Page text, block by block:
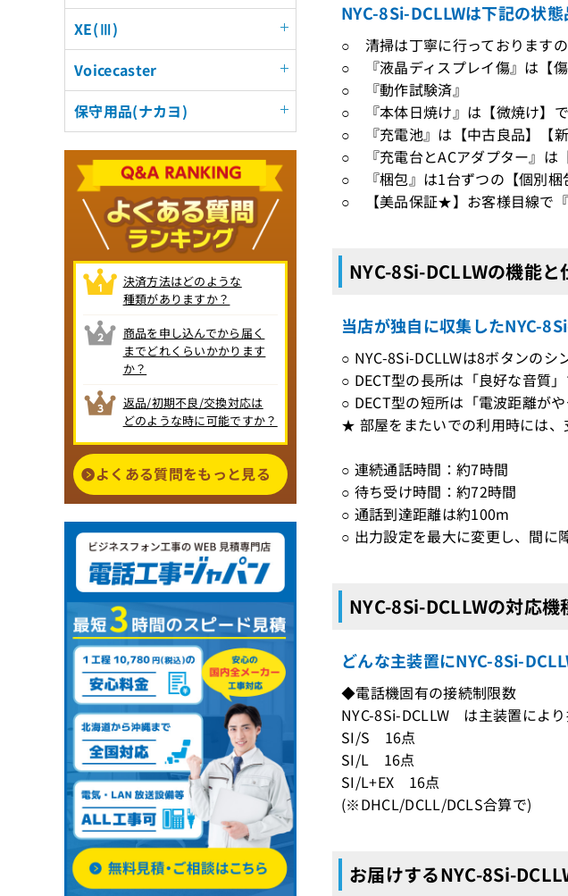
NYC-8Si-DCLLWは下記の状
○ 清掃は丁寧に行っております
○ 『液晶ディスプレイ傷』は【
○ 『動作試験済』
○ 『本体日焼け』は【微焼け】
○ 『充電池』は【中古良品】【
○ 『充電台とACアダプター』は
○ 『梱包』は1台ずつの【個別梱
○ 【美品保証★】お客様目線で『
NYC-8Si-DCLLWの機能と
当店が独自に収集したNYC-
○ NYC-8Si-DCLLWは8ボタンのシ
○ DECT型の長所は「良好な音質
○ DECT型の短所は「電波距離が
★ 部屋をまたいでの利用時には
○ 連続通話時間：約7時間
○ 待ち受け時間：約72時間
○ 通話到達距離は約100m
○ 出力設定を最大に変更し、間に
NYC-8Si-DCLLWの対応機
どんな主装置にNYC-8Si-
◆電話機固有の接続制限数
NYC-8Si-DCLLW は主装置によ
SI/S 16点
SI/L 16点
SI/L+EX 16点
(※DHCL/DCLL/DCLS合算で)
お届けするNYC-8Si-
XE(Ⅲ)
Voicecaster
保守用品(ナカヨ)
決済方法はどのような
種類がありますか？
商品を申し込んでから届く
までどれくらいかかります
か？
返品/初期不良/交換対応は
どのような時に可能ですか？
よくある質問をもっと見る